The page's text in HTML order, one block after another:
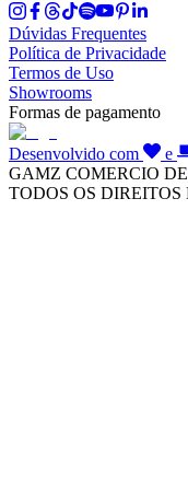
Dúvidas Frequentes
Política de Privacidade
Termos de Uso
Showrooms
Formas de pagamento
Desenvolvido com e
GAMZ COMERCIO
TODOS OS DIREITOS